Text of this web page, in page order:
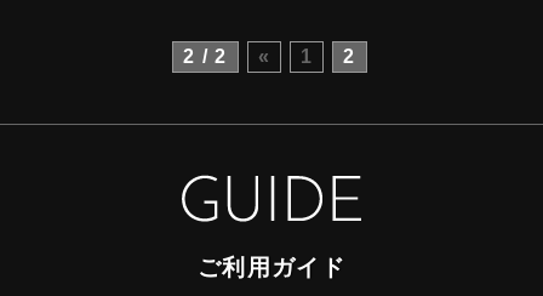
2 / 2 « 1 2
ご利用ガイド